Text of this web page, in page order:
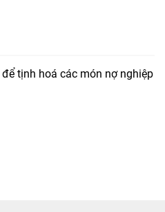
để tịnh hoá các món nợ nghiệp